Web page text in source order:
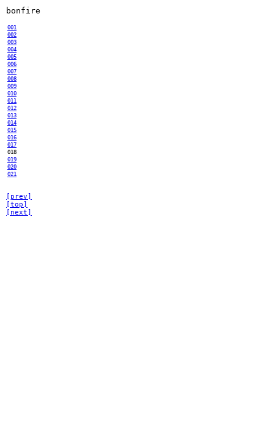
bonfire
001
002
003
004
005
006
007
008
009
010
011
012
013
014
015
016
017
018
019
020
021
[prev]
[top]
[next]